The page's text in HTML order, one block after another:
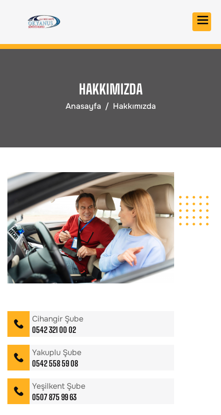
HAKKIMIZDA
Anasayfa Hakkımızda
Cihangir Şube
0542 321 00 02
Yakuplu Şube
0542 558 59 08
Yeşilkent Şube
0507 875 99 63